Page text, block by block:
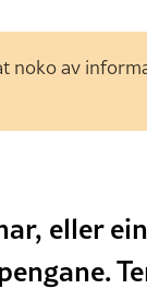
noko av
eller